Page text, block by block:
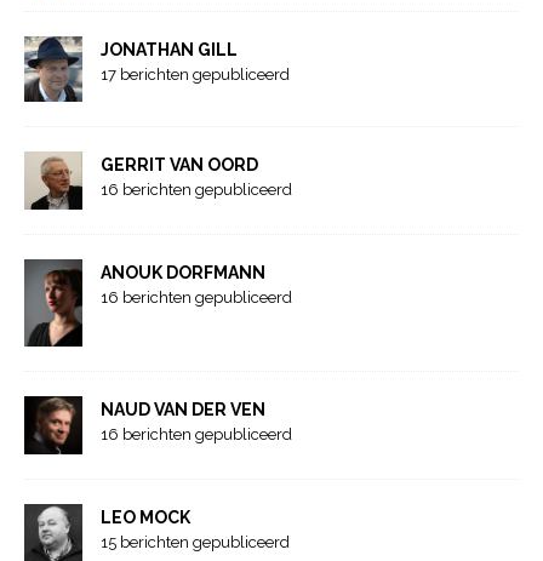
JONATHAN GILL
17 berichten gepubliceerd
GERRIT VAN OORD
16 berichten gepubliceerd
ANOUK DORFMANN
16 berichten gepubliceerd
NAUD VAN DER VEN
16 berichten gepubliceerd
LEO MOCK
15 berichten gepubliceerd